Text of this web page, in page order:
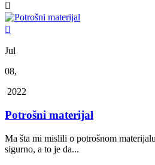


Jul
08,
2022
Potrošni materijal
Ma šta mi mislili o potrošnom
sigurno, a to je da...